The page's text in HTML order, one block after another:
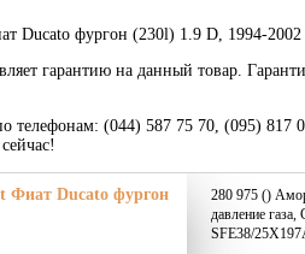
Ducato фургон (230l) 1.9 D, 1994-2002
гарантию на данный товар.
телефонам: (044) 587 75 70, (095)
Фиат Ducato фургон
280 975 ()
давление
SFE38/